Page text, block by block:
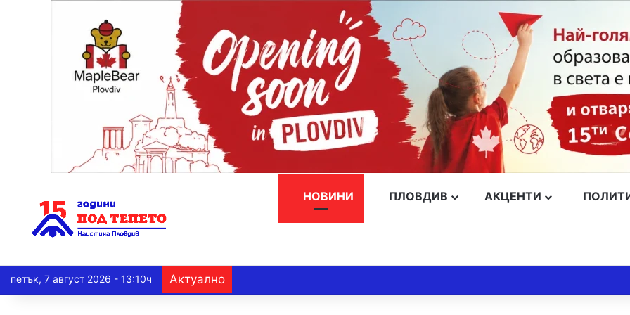
НОВИНИ ПЛОВДИВ АКЦЕНТИ
петък, 7 август 2026 - 13:10ч Актуално